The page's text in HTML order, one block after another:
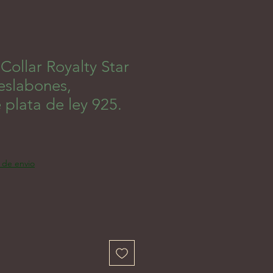
Royalty Star
plata de ley 925.
de envio